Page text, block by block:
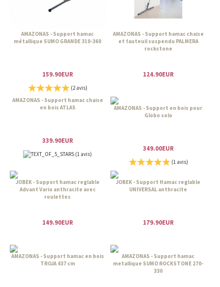
AMAZONAS - Support hamac
métallique SUMO GRANDE 310-360
159.90EUR
(2 avis)
AMAZONAS - Support hamac chaise
et fauteuil suspendu PALMERA
rockstone
124.90EUR
AMAZONAS - Support hamac chaise
en bois ATLAS
339.90EUR
(1 avis)
AMAZONAS - Support en bois pour
Globo solo
349.00EUR
(1 avis)
JOBEK - Support hamac reglable
Advant Vario anthracite avec
roulettes
149.90EUR
JOBEK - Support Hamac reglable
UNIVERSAL anthracite
179.90EUR
AMAZONAS - Support hamac en bois
TROJA 437 cm
AMAZONAS - Support hamac
metallique SUMO ROCKSTONE 270-
330